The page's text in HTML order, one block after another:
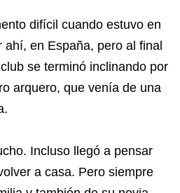
difícil cuando estuvo en
ahí, en España, pero al final
se terminó inclinando por
arquero, que venía de una
Incluso llegó a pensar
a casa. Pero siempre